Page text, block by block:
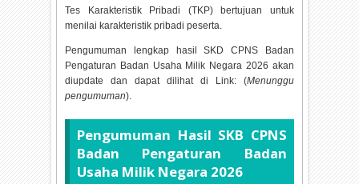
Tes Karakteristik Pribadi (TKP) bertujuan untuk
menilai karakteristik pribadi peserta.
Pengumuman lengkap hasil SKD CPNS Badan
Pengaturan Badan Usaha Milik Negara 2026 akan
diupdate dan dapat dilihat di Link: (Menunggu
pengumuman).
Pengumuman Hasil SKB CPNS
Badan Pengaturan Badan
Usaha Milik Negara 2026